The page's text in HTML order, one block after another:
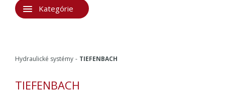
Kategórie
Hydraulické systémy TIEFENBACH
TIEFENBACH